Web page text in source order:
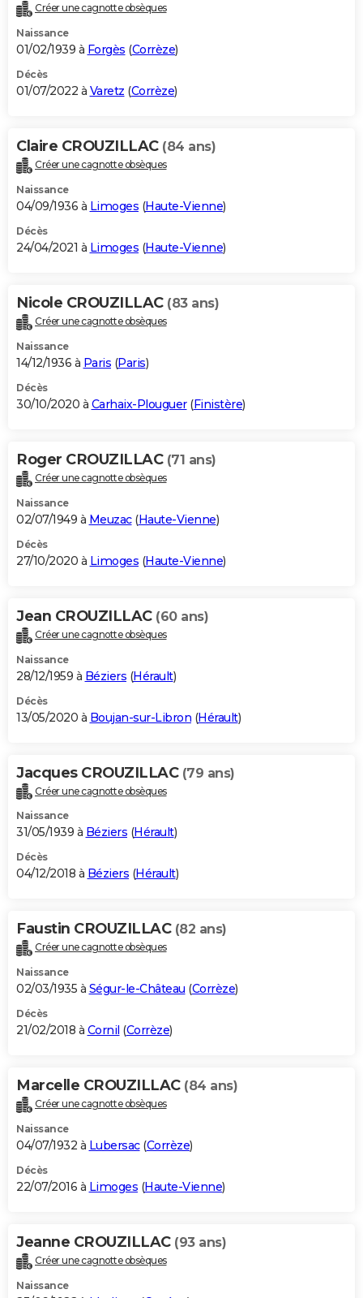
Créer une cagnotte obsèques
Naissance
01/02/1939 à Forgès (Corrèze)
Décès
01/07/2022 à Varetz (Corrèze)
Claire CROUZILLAC (84 ans)
Créer une cagnotte obsèques
Naissance
04/09/1936 à Limoges (Haute-Vienne)
Décès
24/04/2021 à Limoges (Haute-Vienne)
Nicole CROUZILLAC (83 ans)
Créer une cagnotte obsèques
Naissance
14/12/1936 à Paris (Paris)
Décès
30/10/2020 à Carhaix-Plouguer(Finistère)
Roger CROUZILLAC (71 ans)
Créer une cagnotte obsèques
Naissance
02/07/1949 à Meuzac(Haute-Vienne)
Décès
27/10/2020 à Limoges (Haute-Vienne)
Jean CROUZILLAC (60 ans)
Créer une cagnotte obsèques
Naissance
28/12/1959 à Béziers (Hérault)
Décès
13/05/2020 à Boujan-sur-Libron (Hérault)
Jacques CROUZILLAC (79 ans)
Créer une cagnotte obsèques
Naissance
31/05/1939 à Béziers (Hérault)
Décès
04/12/2018 à Béziers (Hérault)
Faustin CROUZILLAC (82 ans)
Créer une cagnotte obsèques
Naissance
02/03/1935 à Ségur-le-Château (Corrèze)
Décès
21/02/2018 à Cornil (Corrèze)
Marcelle CROUZILLAC (84 ans)
Créer une cagnotte obsèques
Naissance
04/07/1932 à Lubersac(Corrèze)
Décès
22/07/2016 à Limoges (Haute-Vienne)
Jeanne CROUZILLAC (93 ans)
Créer une cagnotte obsèques
Naissance